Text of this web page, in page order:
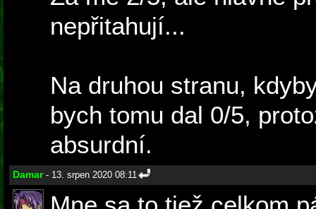
nepřitahují...
Na druhou stranu,
bych tomu dal 0/5,
absurdní.
Damar- 13. srpen 2020 08:11